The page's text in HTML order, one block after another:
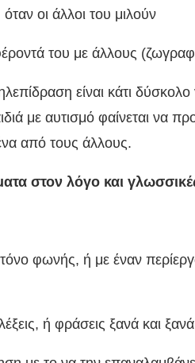
οι άλλοι του μιλούν
του με άλλους
είναι κάτι
με αυτισμό φαίνεται να
από τους άλλους.
στον λόγο και
φωνής, ή με έναν
ή φράσεις ξανά και ξανά